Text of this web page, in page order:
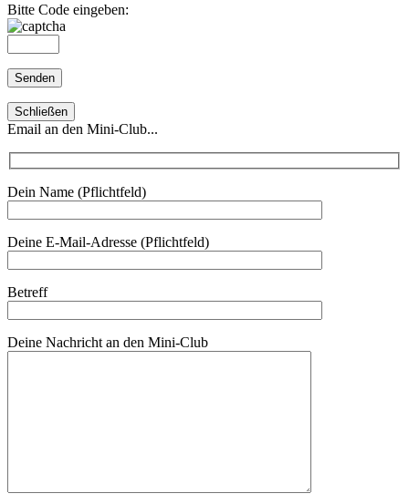
Bitte Code eingeben:
Schließen
Email an den Mini-Club...
Dein Name (Pflichtfeld)
Deine E-Mail-Adresse (Pflichtfeld)
Betreff
Deine Nachricht an den Mini-Club